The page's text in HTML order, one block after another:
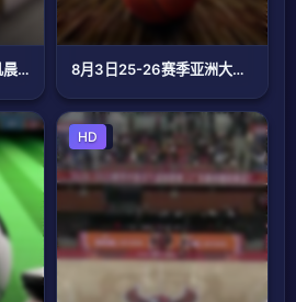
斯诺克侯赛因·瓦菲6-1巩晨智20230911 8月3日25-26赛季亚洲大学生篮球联赛 政治大学VS上海交通大学
篮球
HD